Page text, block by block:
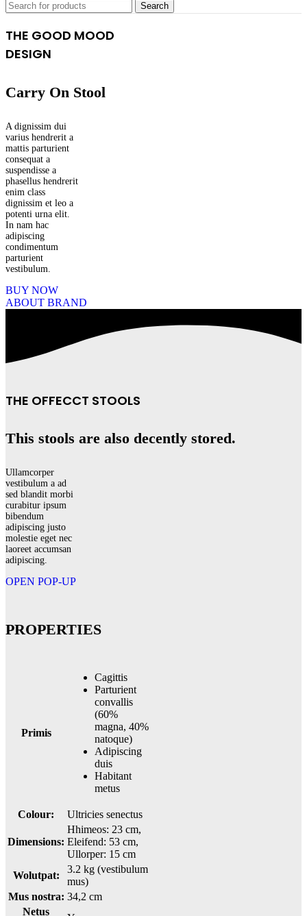
Search
THE GOOD MOOD
DESIGN
Carry On Stool
A dignissim dui
varius hendrerit a
mattis parturient
consequat a
suspendisse a
phasellus hendrerit
enim class
dignissim et leo a
potenti urna elit.
In nam hac
adipiscing
condimentum
parturient
vestibulum.
BUY NOW
ABOUT BRAND
THE OFFECCT STOOLS
This stools are also decently stored.
Ullamcorper
vestibulum a ad
sed blandit morbi
curabitur ipsum
bibendum
adipiscing justo
molestie eget nec
laoreet accumsan
adipiscing.
OPEN POP-UP
PROPERTIES
Primis
Cagittis
Parturient
convallis
(60%
magna, 40%
natoque)
Adipiscing
duis
Habitant
metus
Colour: Ultricies senectus
Dimensions:
Hhimeos: 23 cm,
Eleifend: 53 cm,
Ullorper: 15 cm
Wolutpat:
3.2 kg (vestibulum
mus)
Mus nostra: 34,2 cm
Netus